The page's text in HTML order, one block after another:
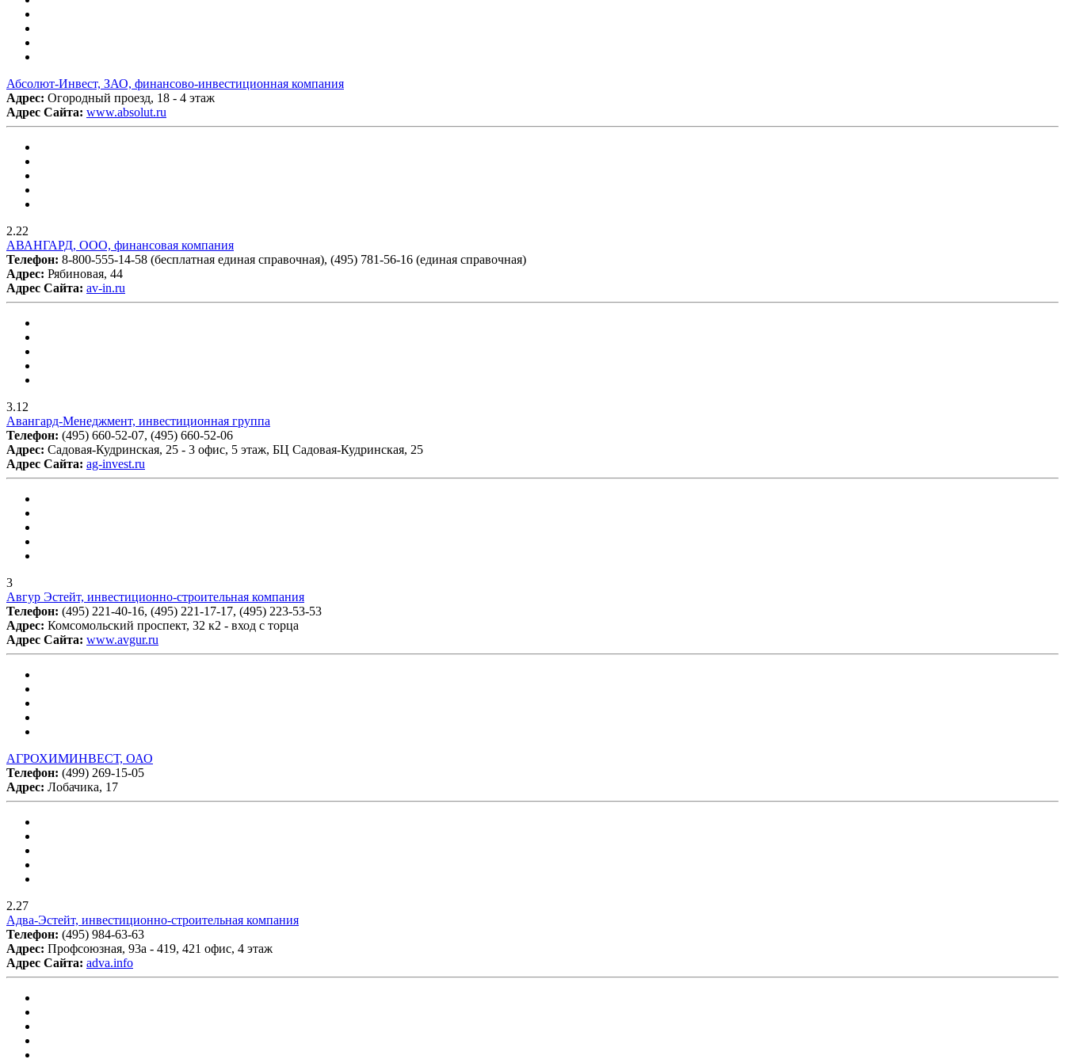
Абсолют-Инвест, ЗАО, финансово-инвестиционная компания
Адрес: Огородный проезд, 18 - 4 этаж
Адрес Сайта: www.absolut.ru
2.22
АВАНГАРД, ООО, финансовая компания
Телефон: 8-800-555-14-58 (бесплатная единая справочная), (495) 781-56-16 (единая справочная)
Адрес: Рябиновая, 44
Адрес Сайта: av-in.ru
3.12
Авангард-Менеджмент, инвестиционная группа
Телефон: (495) 660-52-07, (495) 660-52-06
Адрес: Садовая-Кудринская, 25 - 3 офис, 5 этаж, БЦ Садовая-Кудринская, 25
Адрес Сайта: ag-invest.ru
3
Авгур Эстейт, инвестиционно-строительная компания
Телефон: (495) 221-40-16, (495) 221-17-17, (495) 223-53-53
Адрес: Комсомольский проспект, 32 к2 - вход с торца
Адрес Сайта: www.avgur.ru
АГРОХИМИНВЕСТ, ОАО
Телефон: (499) 269-15-05
Адрес: Лобачика, 17
2.27
Адва-Эстейт, инвестиционно-строительная компания
Телефон: (495) 984-63-63
Адрес: Профсоюзная, 93а - 419, 421 офис, 4 этаж
Адрес Сайта: adva.info